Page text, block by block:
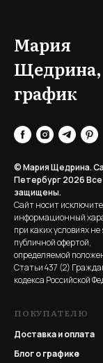
Мария
Щедрина,
график
© Мария Щедрина.
Петербург 2026Все
защищены.
Сайт носит
информационный
при каких условиях
публичной офертой,
определяемой
Статьи 437 (2)
кодекса Российской
ПОКУПАТЕЛЮ
Доставка и оплата
Блог о графике